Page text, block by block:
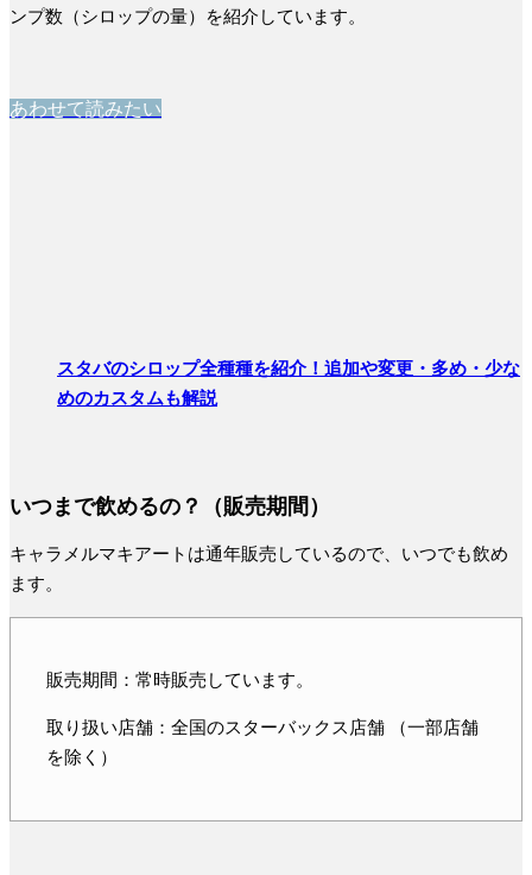
ンプ数（シロップの量）を紹介しています。
あわせて読みたい
スタバのシロップ全種種を紹介！追加や変更・多め・少な
めのカスタムも解説
いつまで飲めるの？（販売期間）
キャラメルマキアートは通年販売しているので、いつでも飲め
ます。
販売期間：常時販売しています。
取り扱い店舗：全国のスターバックス店舗 （一部店舗
を除く）